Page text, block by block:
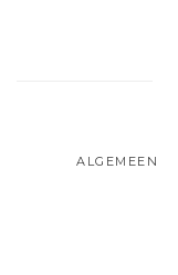
ALGEMEEN